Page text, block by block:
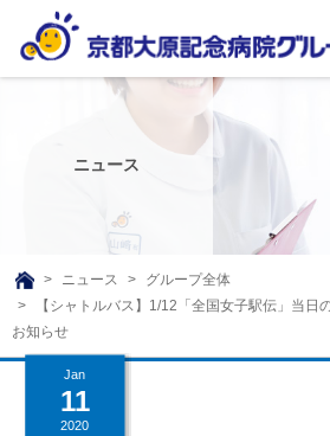
グループについて
グループについて
理事長挨拶
沿革ストーリー
基本的マインド
グループの取り組み
リハビリテーション
通所サービス
大原のこと
メディア
ニュース
広報誌
シャトルバス
ニュース
TOP
ニュース
グループ全体
【シャトルバス】1/12「全国女子駅伝」当日
お知らせ
Jan
11
2020